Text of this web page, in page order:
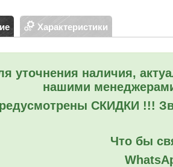
Характеристики
уточнения наличия,
нашими
СКИДКИ !!!
Что бы